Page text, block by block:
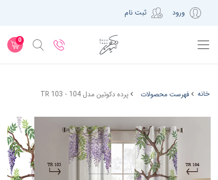
ورود ثبت نام
0
خانه فهرست محصولات پرده دکوتین مدل TR 103 - 104